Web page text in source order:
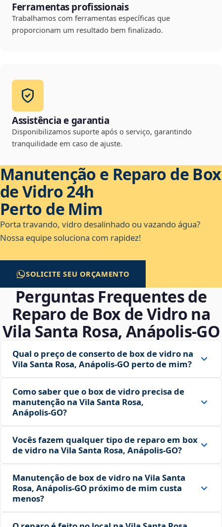
Ferramentas profissionais
Trabalhamos com ferramentas específicas que
proporcionam um resultado bem finalizado.
Assistência e garantia
Disponibilizamos suporte após o serviço, garantindo
tranquilidade em caso de ajuste.
Manutenção e Reparo de Box
de Vidro 24h
Perto de Mim
Porta travando, vidro desalinhado ou vazando água?
Nossa equipe soluciona com rapidez!
SOLICITE SEU ORÇAMENTO
Perguntas Frequentes de
Reparo de Box de Vidro na
Vila Santa Rosa, Anápolis‑GO
Qual o preço de conserto de box de vidro na
Vila Santa Rosa, Anápolis‑GO perto de mim?
Como saber que o box de vidro precisa de
manutenção na Vila Santa Rosa,
Anápolis‑GO?
Vocês fazem qualquer tipo de reparo em box
de vidro na Vila Santa Rosa, Anápolis‑GO?
Manutenção de box de vidro na Vila Santa
Rosa, Anápolis‑GO próximo de mim custa
menos?